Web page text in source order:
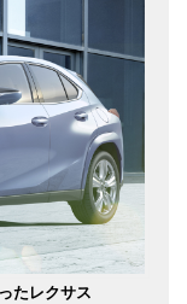
たレクサス